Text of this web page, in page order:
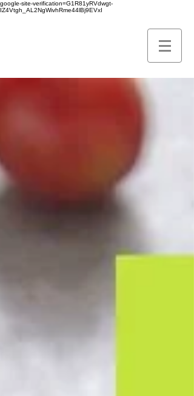
google-site-verification=G1R81yRVdwgt-
IZ4Vtgh_AL2NgWivhRme44lBj9EVxI